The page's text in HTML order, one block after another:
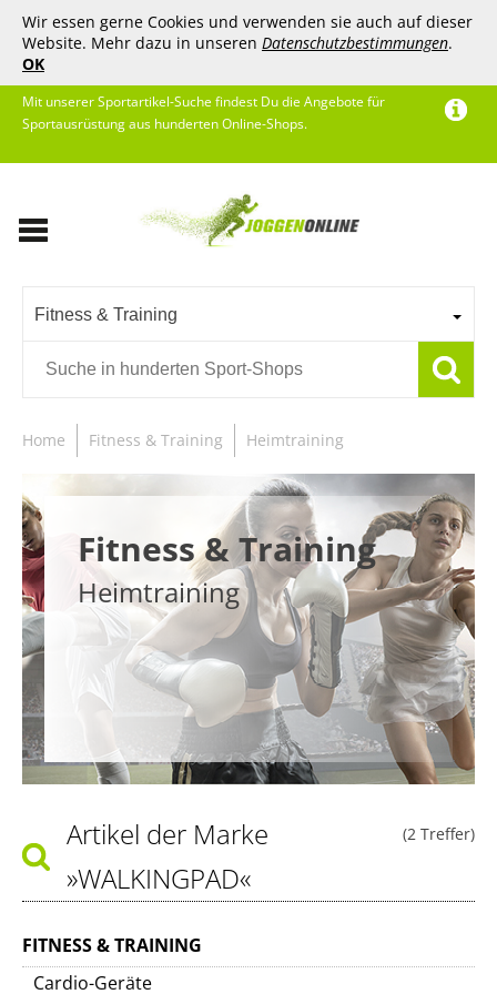
Wir essen gerne Cookies und verwenden sie auch auf dieser
Website. Mehr dazu in unseren Datenschutzbestimmungen.
OK
Mit unserer Sportartikel-Suche findest Du die Angebote für
Sportausrüstung aus hunderten Online-Shops.
Fitness & Training
Home Fitness & Training Heimtraining
Fitness & Training
Heimtraining
(2 Treffer)
Artikel der Marke
»WALKINGPAD«
FITNESS & TRAINING
Cardio-Geräte